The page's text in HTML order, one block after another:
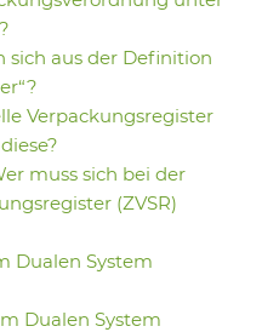
sich aus der Definition
Verpackungsregister
muss sich bei der
(ZVSR)
Dualen System
Dualen System